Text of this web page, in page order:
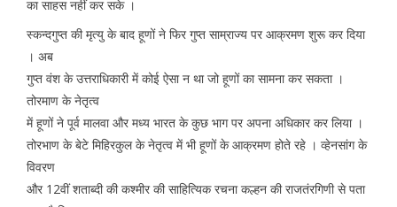
का साहस नहीं कर सके ।
स्कन्दगुप्त की मृत्यु के बाद हूणों ने फिर गुप्त साम्राज्य पर आक्रमण शुरू कर दिया
। अब
गुप्त वंश के उत्तराधिकारी में कोई ऐसा न था जो हूणों का सामना कर सकता ।
तोरमाण के नेतृत्व
में हूणों ने पूर्व मालवा और मध्य भारत के कुछ भाग पर अपना अधिकार कर लिया ।
तोरभाण के बेटे मिहिरकुल के नेतृत्व में भी हूणों के आक्रमण होते रहे । व्हेनसांग के
विवरण
और 12वीं शताब्दी की कश्मीर की साहित्यिक रचना कल्हन की राजतंरगिणी से पता